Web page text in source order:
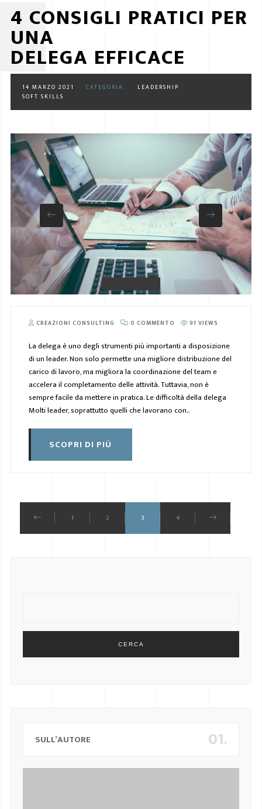
4 CONSIGLI PRATICI PER
UNA
DELEGA EFFICACE
14 MARZO 2021 CATEGORIA:
LEADERSHIP
SOFT SKILLS
CREAZIONI CONSULTING 0 COMMENTO 91 VIEWS
La delega è uno degli strumenti più importanti a disposizione
di un leader. Non solo permette una migliore distribuzione del
carico di lavoro, ma migliora la coordinazione del team e
accelera il completamento delle attività. Tuttavia, non è
sempre facile da mettere in pratica. Le difficoltà della delega
Molti leader, soprattutto quelli che lavorano con..
SCOPRI DI PIÙ
1 2 3 4
CERCA
01.
SULL’AUTORE